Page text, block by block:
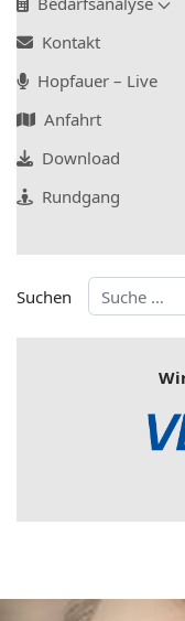
Kontakt
Hopfauer – Live
Anfahrt
Download
Rundgang
Suchen